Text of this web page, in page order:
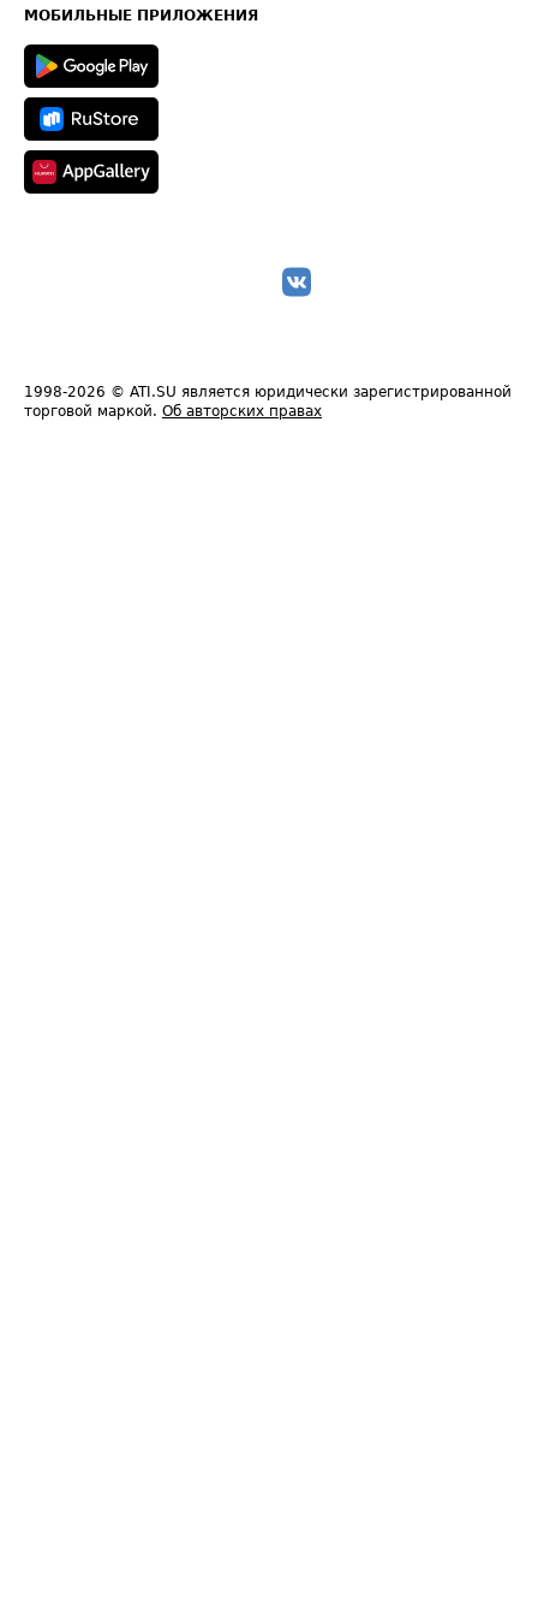
Техническая информация
МОБИЛЬНЫЕ ПРИЛОЖЕНИЯ
1998-2026 © ATI.SU является юридически зарегистрированной
торговой маркой. Об авторских правах